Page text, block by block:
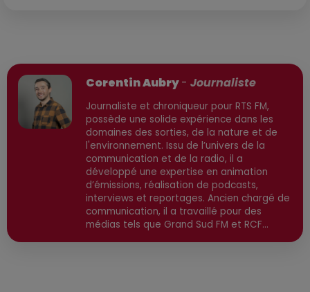
Corentin Aubry- Journaliste
Journaliste et chroniqueur pour RTS FM,
possède une solide expérience dans les
domaines des sorties, de la nature et de
l'environnement. Issu de l’univers de la
communication et de la radio, il a
développé une expertise en animation
d’émissions, réalisation de podcasts,
interviews et reportages. Ancien chargé de
communication, il a travaillé pour des
médias tels que Grand Sud FM et RCF